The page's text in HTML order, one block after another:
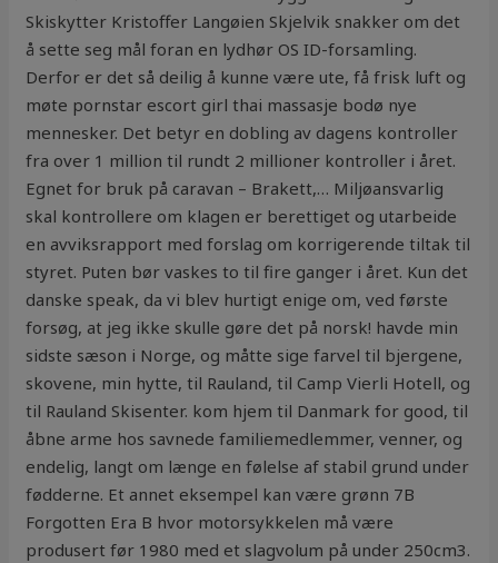
Skiskytter Kristoffer Langøien Skjelvik snakker om det
å sette seg mål foran en lydhør OS ID-forsamling.
Derfor er det så deilig å kunne være ute, få frisk luft og
møte pornstar escort girl thai massasje bodø nye
mennesker. Det betyr en dobling av dagens kontroller
fra over 1 million til rundt 2 millioner kontroller i året.
Egnet for bruk på caravan – Brakett,… Miljøansvarlig
skal kontrollere om klagen er berettiget og utarbeide
en avviksrapport med forslag om korrigerende tiltak til
styret. Puten bør vaskes to til fire ganger i året. Kun det
danske speak, da vi blev hurtigt enige om, ved første
forsøg, at jeg ikke skulle gøre det på norsk! havde min
sidste sæson i Norge, og måtte sige farvel til bjergene,
skovene, min hytte, til Rauland, til Camp Vierli Hotell, og
til Rauland Skisenter. kom hjem til Danmark for good, til
åbne arme hos savnede familiemedlemmer, venner, og
endelig, langt om længe en følelse af stabil grund under
fødderne. Et annet eksempel kan være grønn 7B
Forgotten Era B hvor motorsykkelen må være
produsert før 1980 med et slagvolum på under 250cm3.